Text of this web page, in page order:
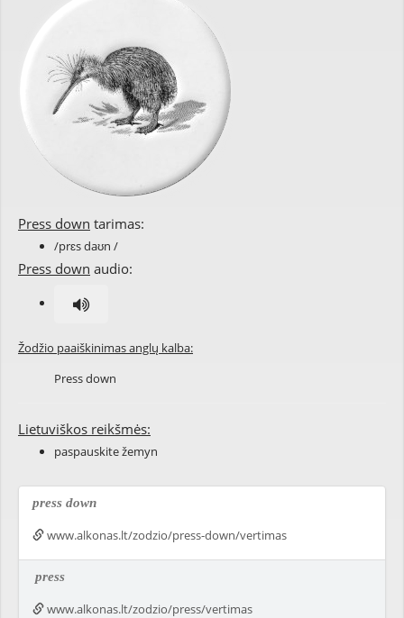
Press down tarimas:
/prɛs daʊn /
Press down audio:
Žodžio paaiškinimas anglų kalba:
Press down
Lietuviškos reikšmės:
paspauskite žemyn
press down
www.alkonas.lt/zodzio/press-down/vertimas
press
www.alkonas.lt/zodzio/press/vertimas